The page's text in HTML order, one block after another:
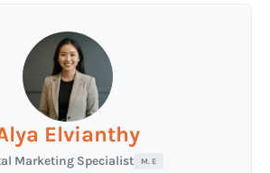
Elvianthy
Marketing Specialist M. E